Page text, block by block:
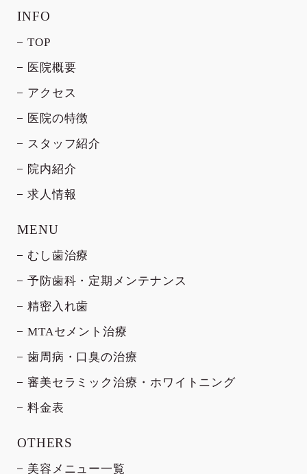
INFO
TOP
医院概要
アクセス
医院の特徴
スタッフ紹介
院内紹介
求人情報
MENU
むし歯治療
予防歯科・定期メンテナンス
精密入れ歯
MTAセメント治療
歯周病・口臭の治療
審美セラミック治療・ホワイトニング
料金表
OTHERS
美容メニュー一覧